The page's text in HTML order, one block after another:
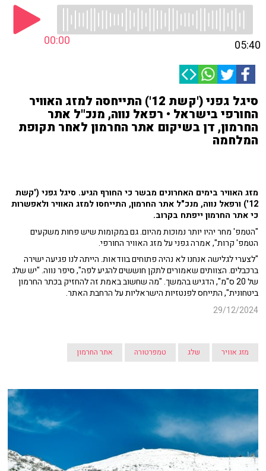
00:00 05:40
סיגל גפני ('קשת 12') התייחסה למזג האוויר
החורפי בישראל • רפאל נווה, מנכ"ל אתר
החרמון, דן בשיקום אתר החרמון לאחר תקופת
המלחמה
מזג האוויר בימים האחרונים מבשר כי החורף הגיע. סיגל גפני ('קשת
12') ורפאל נווה, מנכ"ל אתר החרמון, התייחסו למזג האוויר ולאפשרות
כי אתר החרמון ייפתח בקרוב.
"הטמפ' מחר יהיו יותר נמוכות מהיום. גם במקומות שיש פחות משקעים
הטמפ' קרות", אמרה גפני על מזג האוויר החורפי.
"לצערי לגלישה אנחנו לא נהיה פתוחים בוודאות. הייתה לנו פגיעה ישירה
ברכבלים. הצוותים שאמורים לתקן חוששים להגיע לפה", סיפר נווה. "יש שלג
של 20 ס"מ", הדגיש בהמשך. "מה שחשוב באמת זה להחזיק בכתר החרמון
ביטחונית", התייחס לפנטזיות הישראליות על הרחבת האתר.
29/12/2024
מזג אוויר שלג טמפרטורה אתר החרמון